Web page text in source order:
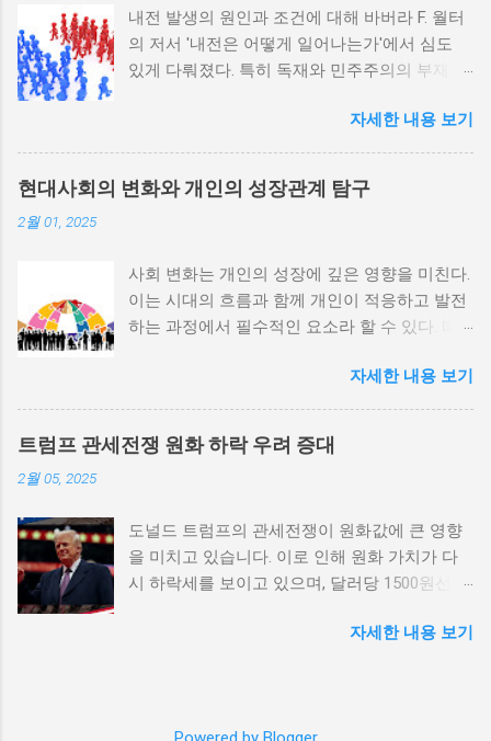
내전 발생의 원인과 조건에 대해 바버라 F. 월터
의 저서 '내전은 어떻게 일어나는가'에서 심도
있게 다뤄졌다. 특히 독재와 민주주의의 부재가
정치적 파벌화와 경제·군사 체제의 불안정성이
내전의 촉매제가 된다는 사실은 우리에게 중요
한 교훈을 준다. 정치적 불안정성과 내전 발발
위험 정치적 불안정성은 내전 발발의 핵심 요인
적 갈등이 심화되고, 이로 인해 내전의 위험이
증가한다. 이와 같은 경우, 국민들은 정부에 대
한 불만을 느끼고, 체제 전복을 위해 무장 세력
역사적으로도 정치적 불안정성이 높은 국가에
서는 종종 내전이 발발했던 예가 많다. 이러한
비극적인 상황을 방지하기 위해서는 먼저 정치
한 원인 중 하나는 경제적 불균형이다. 경제가
일부 계층에 의해 독점되고, 대다수의 국민이 경
제적 불안정과 빈곤 속에서 고통받게 되면, 사회
적 불만이 쌓이기 마련이다. 이와 같은 경제적
하며, 사회적 불안이 증대할 경우 시민들은 무장
자세한 내용 보기
현대사회의 변화와 개인의 성장관계 탐구
2월 01, 2025
사회 변화는 개인의 성장에 깊은 영향을 미친다.
이는 시대의 흐름과 함께 개인이 적응하고 발전
하는 과정에서 필수적인 요소라 할 수 있다. 따
탐구하는 것이 필요하다. 사회 변화의 의미와 구
조 사회 변화란 특정 사회의 구조, 문화, 가치관
등이 시간이 지남에 따라 변화하는 과정을 의미
한다. 이러한 변화는 다양한 요인에 의해 발생할
이루어진다. 예를 들어, 산업 혁명은 사람들이
일하는 방식과 생활 방식을 완전히 변화시켰다.
이에 따라 개인의 역할과 목표 또한 변화할 수밖
로운 기회를 창출한다. 예를 들어, 정보통신기술
자세한 내용 보기
트럼프 관세전쟁 원화 하락 우려 증대
2월 05, 2025
도널드 트럼프의 관세전쟁이 원화값에 큰 영향
을 미치고 있습니다. 이로 인해 원화 가치가 다
시 하락세를 보이고 있으며, 달러당 1500원선이
이러한 경제적 변화가 앞으로 어떻게 전개될지
자세한 내용 보기